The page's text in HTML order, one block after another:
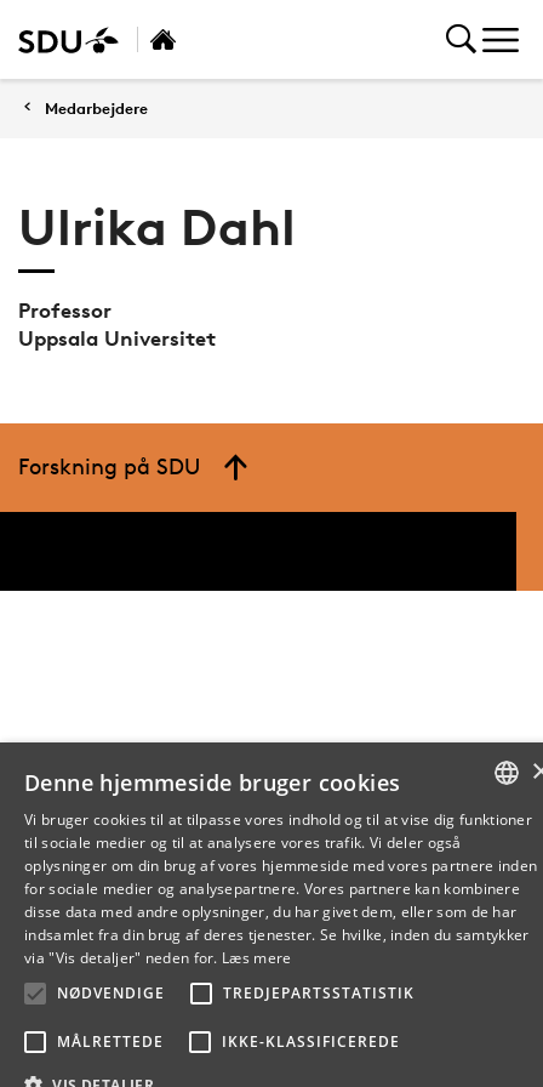
Medarbejdere
Ulrika Dahl
Professor
Uppsala Universitet
Forskning på SDU
ENGLISH
Denne hjemmeside bruger cookies
Vi bruger cookies til at tilpasse vores indhold og til at vise dig funktioner
til sociale medier og til at analysere vores trafik. Vi deler også
oplysninger om din brug af vores hjemmeside med vores partnere inden
for sociale medier og analysepartnere. Vores partnere kan kombinere
disse data med andre oplysninger, du har givet dem, eller som de har
indsamlet fra din brug af deres tjenester. Se hvilke, inden du samtykker
via "Vis detaljer" neden for. Læs mere
NØDVENDIGE
TREDJEPARTSSTATISTIK
MÅLRETTEDE IKKE-KLASSIFICEREDE